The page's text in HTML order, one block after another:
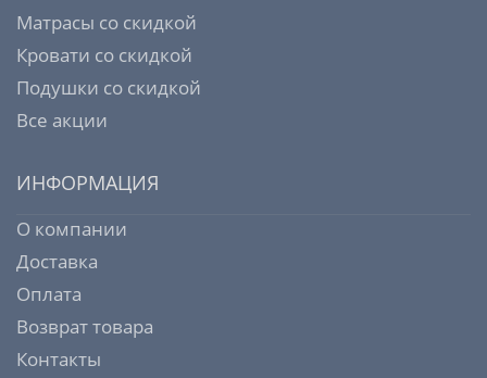
Матрасы со скидкой
Кровати со скидкой
Подушки со скидкой
Все акции
ИНФОРМАЦИЯ
О компании
Доставка
Оплата
Возврат товара
Контакты